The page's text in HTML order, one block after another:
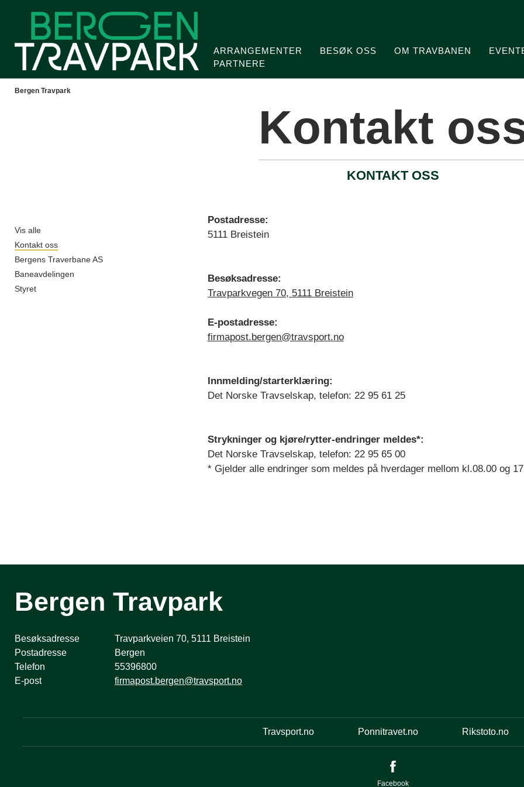
ARRANGEMENTER BESØK OSS OM TRAVBANEN
PARTNERE
Bergen Travpark
Kontakt
KONTAKT OSS
Vis alle
Kontakt oss
Bergens Traverbane AS
Baneavdelingen
Styret
Postadresse:
5111 Breistein
Besøksadresse:
Travparkvegen 70, 5111 Breistein
E-postadresse:
firmapost.bergen@travsport.no
Innmelding/starterklæring:
Det Norske Travselskap, telefon: 22 95 61 25
Strykninger og kjøre/rytter-endringer meldes*:
Det Norske Travselskap, telefon: 22 95 65 00
* Gjelder alle endringer som meldes på hverdager mellom kl.08.00 og
Bergen Travpark
Besøksadresse
Travparkveien 70, 5111 Breistein
Postadresse
Bergen
Telefon
55396800
E-post
firmapost.bergen@travsport.no
Travsport.no Ponnitravet.no Rikstoto.no
Facebook